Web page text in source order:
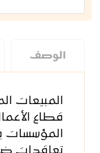
الوصف
المبيعات
قطاع
المؤسسات